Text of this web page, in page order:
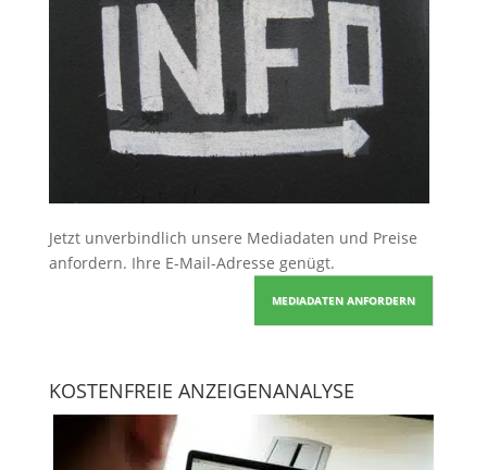
Jetzt unverbindlich unsere Mediadaten und Preise
anfordern. Ihre E-Mail-Adresse genügt.
MEDIADATEN ANFORDERN
KOSTENFREIE ANZEIGENANALYSE